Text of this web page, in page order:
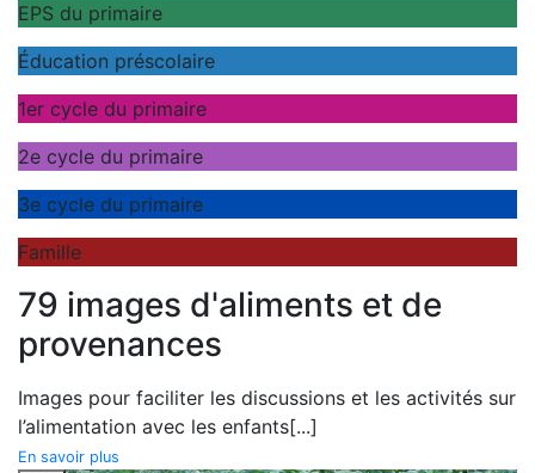
EPS du primaire
Éducation préscolaire
1er cycle du primaire
2e cycle du primaire
3e cycle du primaire
Famille
79 images d'aliments et de
provenances
Images pour faciliter les discussions et les activités sur
l’alimentation avec les enfants[...]
En savoir plus